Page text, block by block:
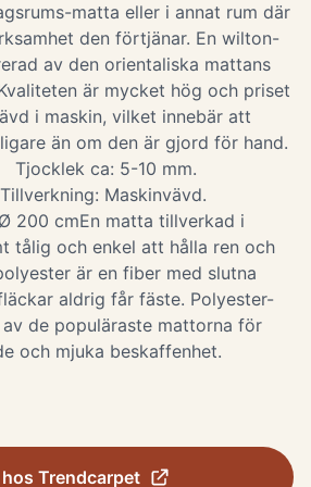
matta eller i annat rum där
den förtjänar. En wilton-
av den orientaliska mattans
är mycket hög och priset
i maskin, vilket innebär att
än om den är gjord för hand.
Tjocklek ca: 5-10 mm.
Maskinvävd.
200 cm ​ En matta tillverkad i
tålig och enkel att hålla ren och
är en fiber med slutna
aldrig får fäste. Polyester-
de populäraste mattorna för
och mjuka beskaffenhet.
Trendcarpet